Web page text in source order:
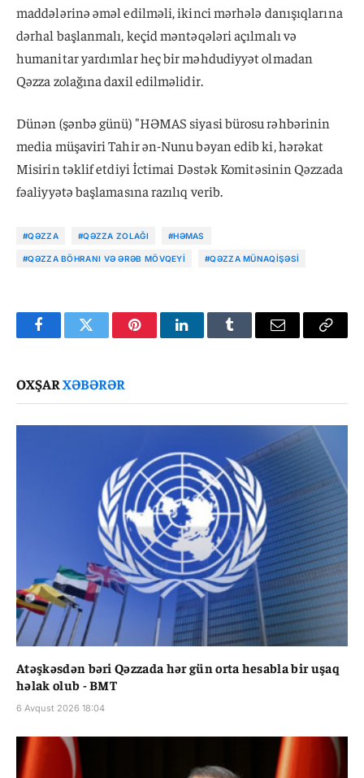
maddələrinə əməl edilməli, ikinci mərhələ danışıqlarına
dərhal başlanmalı, keçid məntəqələri açılmalı və
humanitar yardımlar heç bir məhdudiyyət olmadan
Qəzza zolağına daxil edilməlidir.
Dünən (şənbə günü) "HƏMAS siyasi bürosu rəhbərinin
media müşaviri Tahir ən-Nunu bəyan edib ki, hərəkat
Misirin təklif etdiyi İctimai Dəstək Komitəsinin Qəzzada
fəaliyyətə başlamasına razılıq verib.
#QƏZZA #QƏZZA ZOLAĞI #HƏMAS
#QƏZZA BÖHRANI VƏ ƏRƏB MÖVQEYI #QƏZZA MÜNAQIŞƏSI
FacebookTwitter PinterestLinkedInTumblr Email
Copy
OXŞARXƏBƏRƏR
Atəşkəsdən bəri Qəzzada hər gün orta hesabla bir uşaq
həlak olub - BMT
6 Avqust 2026 18:04